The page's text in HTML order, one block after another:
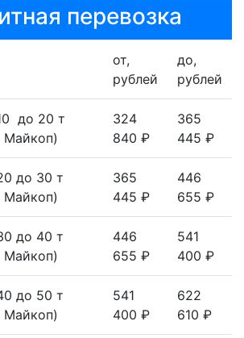
перевозка
от,
рублей
до,
рублей
до 20 т
Майкоп)
324
840 ₽
365
445 ₽
до 30 т
Майкоп)
365
445 ₽
446
655 ₽
до 40 т
Майкоп)
446
655 ₽
541
400 ₽
до 50 т
Майкоп)
541
400 ₽
622
610 ₽